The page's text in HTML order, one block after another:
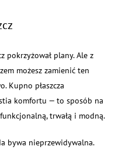
pokrzyżował plany. Ale z
możesz zamienić ten
Kupno płaszcza
komfortu — to sposób na
trwałą i modną.
bywa nieprzewidywalna.